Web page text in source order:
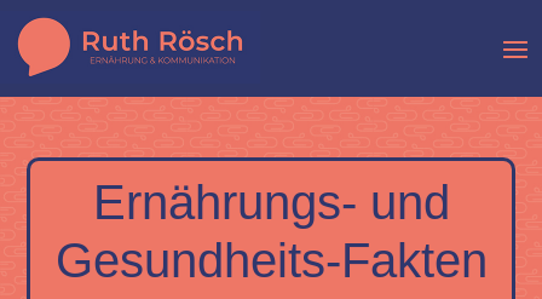
Ernährungs- und
Gesundheits-Fakten